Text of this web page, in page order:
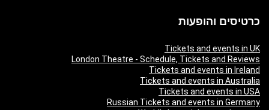
כרטיסים והופעות
Tickets and events in UK
London Theatre - Schedule, Tickets and Reviews
Tickets and events in Ireland
Tickets and events in Australia
Tickets and events in USA
Russian Tickets and events in Germany